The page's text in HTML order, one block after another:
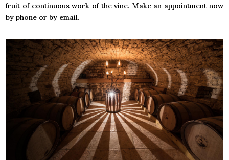
fruit of continuous work of the vine. Make an appointment now
by phone or by email.